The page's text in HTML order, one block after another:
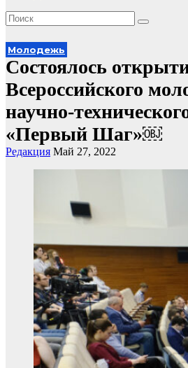
Молодежь
Состоялось
Всероссийского
научно-
«Первый Шаг»￼
Редакция Май 27, 2022